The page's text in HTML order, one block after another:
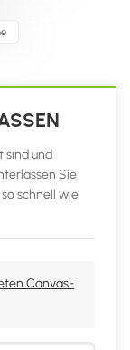
sind und
Sie
schnell wie
Canvas-